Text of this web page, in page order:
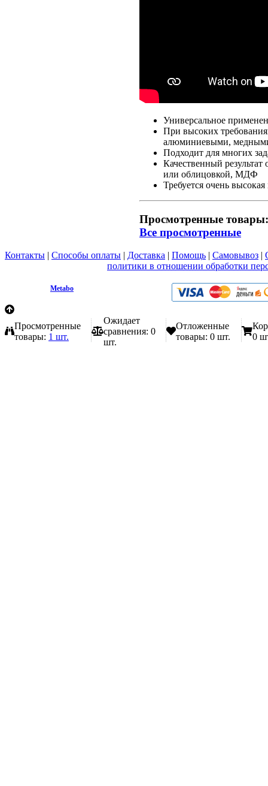
Универсальное
При высоких
алюминиевыми,
Подходит для многих
Качественный
или облицовкой, МДФ
Требуется очень
Просмотренные товары:
Все просмотренные
Контакты | Способы оплаты | Доставка | Помощь | Самовывоз |
политики в отношении обработки
Metabo
Просмотренные
товары: 1 шт.
Ожидает
сравнения: 0
шт.
Отложенные
товары: 0 шт.
0